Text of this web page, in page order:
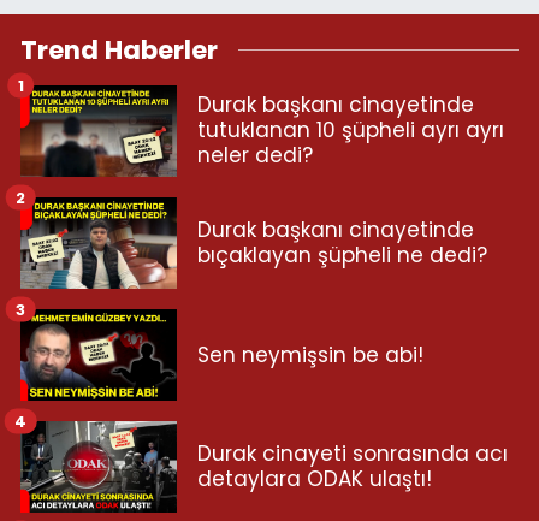
Trend Haberler
Durak başkanı cinayetinde
tutuklanan 10 şüpheli ayrı ayrı
neler dedi?
1
Durak başkanı cinayetinde
bıçaklayan şüpheli ne dedi?
2
Sen neymişsin be abi!
3
Durak cinayeti sonrasında acı
detaylara ODAK ulaştı!
4